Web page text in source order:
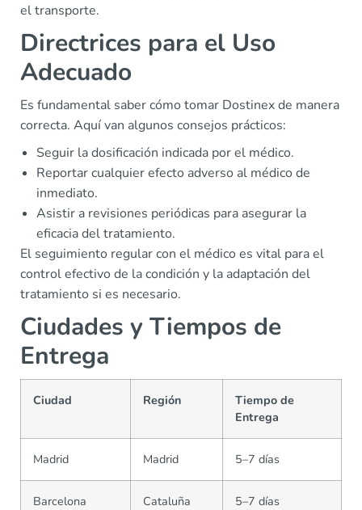
el transporte.
Directrices para el Uso
Adecuado
Es fundamental saber cómo tomar Dostinex de manera
correcta. Aquí van algunos consejos prácticos:
Seguir la dosificación indicada por el médico.
Reportar cualquier efecto adverso al médico de
inmediato.
Asistir a revisiones periódicas para asegurar la
eficacia del tratamiento.
El seguimiento regular con el médico es vital para el
control efectivo de la condición y la adaptación del
tratamiento si es necesario.
Ciudades y Tiempos de
Entrega
Ciudad Región
Tiempo de
Entrega
Madrid Madrid 5–7 días
Barcelona Cataluña 5–7 días